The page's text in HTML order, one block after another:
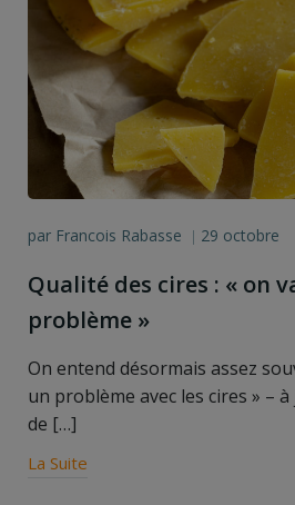
par Francois Rabasse | 29 octobre
Qualité des cires : « on
problème »
On entend désormais assez
un problème avec les cires » –
de […]
La Suite